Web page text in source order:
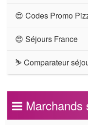
😍 Codes Promo
😍 Séjours France
⛷ Comparateur
Marchands